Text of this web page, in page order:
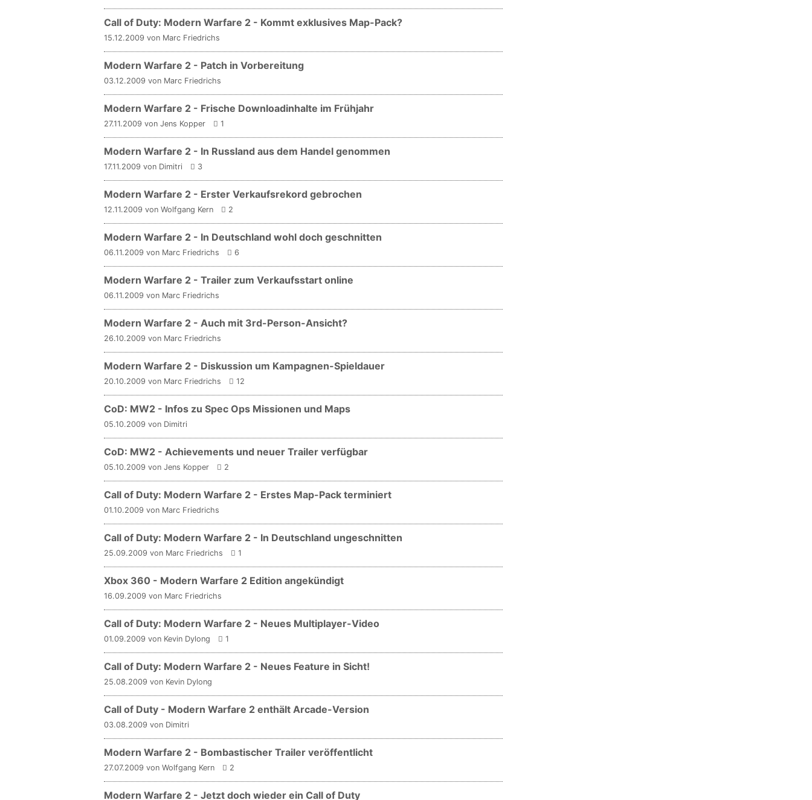
Call of Duty: Modern Warfare 2 - Kommt exklusives Map-Pack?
15.12.2009 von Marc Friedrichs
Modern Warfare 2 - Patch in Vorbereitung
03.12.2009 von Marc Friedrichs
Modern Warfare 2 - Frische Downloadinhalte im Frühjahr
27.11.2009 von Jens Kopper 1
Modern Warfare 2 - In Russland aus dem Handel genommen
17.11.2009 von Dimitri 3
Modern Warfare 2 - Erster Verkaufsrekord gebrochen
12.11.2009 von Wolfgang Kern 2
Modern Warfare 2 - In Deutschland wohl doch geschnitten
06.11.2009 von Marc Friedrichs 6
Modern Warfare 2 - Trailer zum Verkaufsstart online
06.11.2009 von Marc Friedrichs
Modern Warfare 2 - Auch mit 3rd-Person-Ansicht?
26.10.2009 von Marc Friedrichs
Modern Warfare 2 - Diskussion um Kampagnen-Spieldauer
20.10.2009 von Marc Friedrichs 12
CoD: MW2 - Infos zu Spec Ops Missionen und Maps
05.10.2009 von Dimitri
CoD: MW2 - Achievements und neuer Trailer verfügbar
05.10.2009 von Jens Kopper 2
Call of Duty: Modern Warfare 2 - Erstes Map-Pack terminiert
01.10.2009 von Marc Friedrichs
Call of Duty: Modern Warfare 2 - In Deutschland ungeschnitten
25.09.2009 von Marc Friedrichs 1
Xbox 360 - Modern Warfare 2 Edition angekündigt
16.09.2009 von Marc Friedrichs
Call of Duty: Modern Warfare 2 - Neues Multiplayer-Video
01.09.2009 von Kevin Dylong 1
Call of Duty: Modern Warfare 2 - Neues Feature in Sicht!
25.08.2009 von Kevin Dylong
Call of Duty - Modern Warfare 2 enthält Arcade-Version
03.08.2009 von Dimitri
Modern Warfare 2 - Bombastischer Trailer veröffentlicht
27.07.2009 von Wolfgang Kern 2
Modern Warfare 2 - Jetzt doch wieder ein Call of Duty